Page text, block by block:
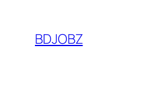
content
BDJOBZ